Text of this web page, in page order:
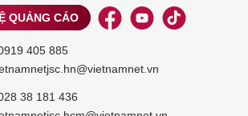
QUẢNG CÁO
405 885
38 181 436